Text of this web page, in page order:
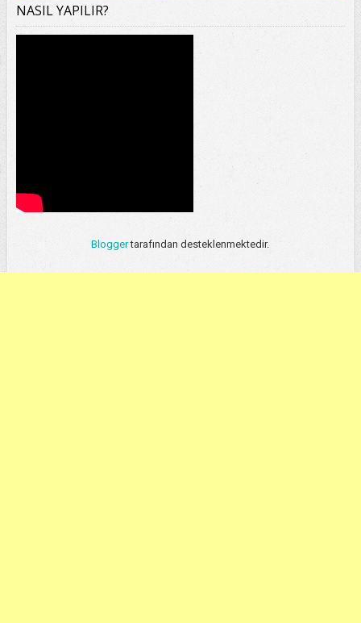
NASIL YAPILIR?
Bloggertarafından desteklenmektedir.